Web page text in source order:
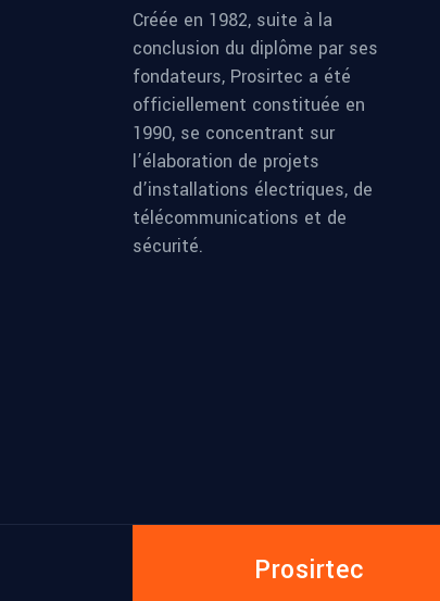
Créée en 1982, suite à la
conclusion du diplôme par ses
fondateurs, Prosirtec a été
officiellement constituée en
1990, se concentrant sur
l’élaboration de projets
d’installations électriques, de
télécommunications et de
sécurité.
Prosirtec